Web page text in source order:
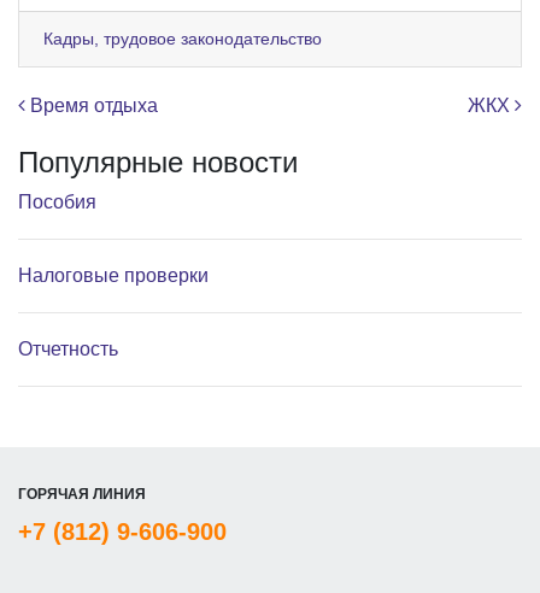
Кадры, трудовое законодательство
Навигация по записям
Время отдыха ЖКХ
Популярные новости
Пособия
Налоговые проверки
Отчетность
ГОРЯЧАЯ ЛИНИЯ
+7 (812) 9-606-900